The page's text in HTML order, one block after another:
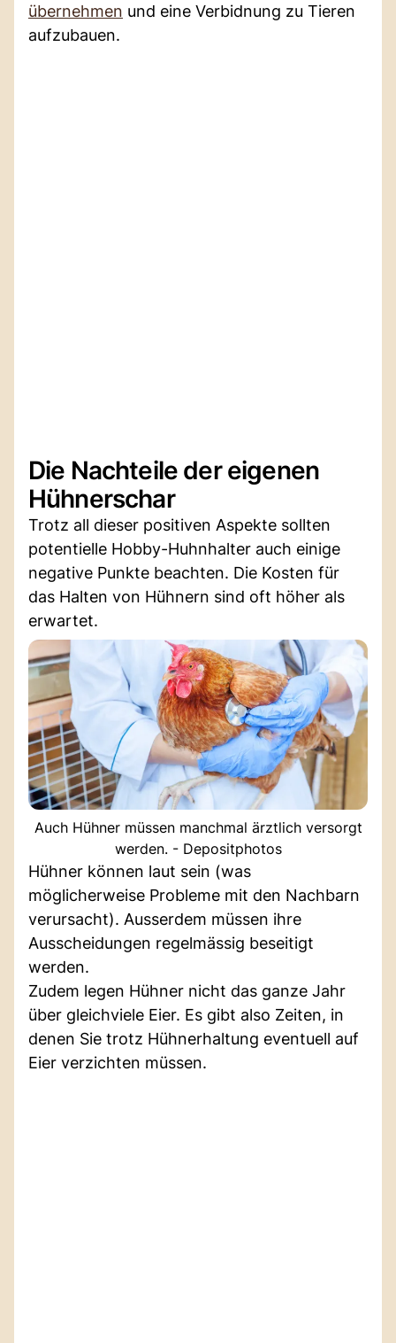
übernehmen und eine Verbidnung zu Tieren
aufzubauen.
Die Nachteile der eigenen
Hühnerschar
Trotz all dieser positiven Aspekte sollten
potentielle Hobby-Huhnhalter auch einige
negative Punkte beachten. Die Kosten für
das Halten von Hühnern sind oft höher als
erwartet.
Auch Hühner müssen manchmal ärztlich versorgt
werden. - Depositphotos
Hühner können laut sein (was
möglicherweise Probleme mit den Nachbarn
verursacht). Ausserdem müssen ihre
Ausscheidungen regelmässig beseitigt
werden.
Zudem legen Hühner nicht das ganze Jahr
über gleichviele Eier. Es gibt also Zeiten, in
denen Sie trotz Hühnerhaltung eventuell auf
Eier verzichten müssen.